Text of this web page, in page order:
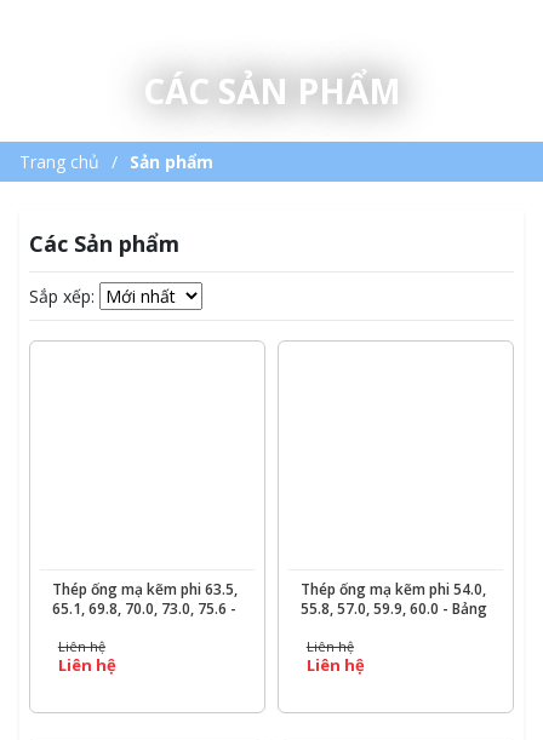
CÁC SẢN PHẨM
Trang chủ Sản phẩm
Các Sản phẩm
Sắp xếp:
Thép ống mạ kẽm phi 63.5,
65.1, 69.8, 70.0, 73.0, 75.6 -
& báo giá chi tiết - Ống
Thép 190
Liên hệ
Liên hệ
Thép ống mạ kẽm phi 54.0,
55.8, 57.0, 59.9, 60.0 - Bảng
báo giá chi tiết - Ống Thép
190
Liên hệ
Liên hệ